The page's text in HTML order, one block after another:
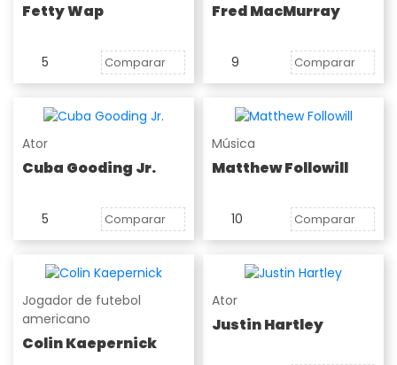
Fetty Wap
5 Comparar
Fred MacMurray
9 Comparar
Ator
Cuba Gooding Jr.
5 Comparar
Música
Matthew Followill
10 Comparar
Jogador de futebol
americano
Colin Kaepernick
Ator
Justin Hartley